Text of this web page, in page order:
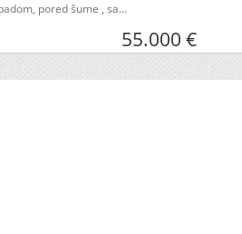
pored šume , sa...
55.000 €